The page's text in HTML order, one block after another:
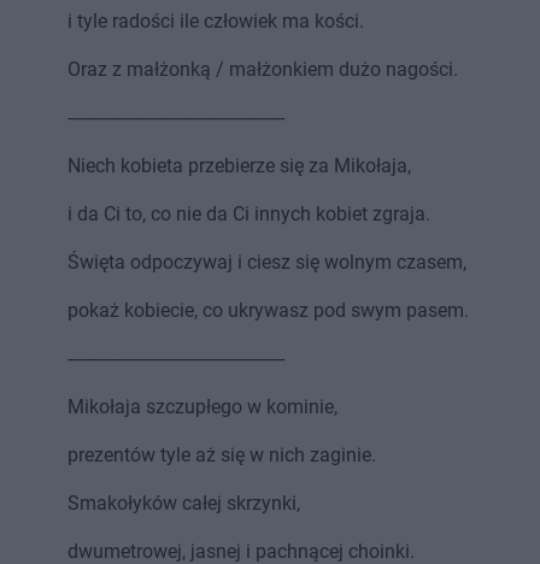
i tyle radości ile człowiek ma kości.
Oraz z małżonką / małżonkiem dużo nagości.
---------------------------------------------
Niech kobieta przebierze się za Mikołaja,
i da Ci to, co nie da Ci innych kobiet zgraja.
Święta odpoczywaj i ciesz się wolnym czasem,
pokaż kobiecie, co ukrywasz pod swym pasem.
---------------------------------------------
Mikołaja szczupłego w kominie,
prezentów tyle aż się w nich zaginie.
Smakołyków całej skrzynki,
dwumetrowej, jasnej i pachnącej choinki.